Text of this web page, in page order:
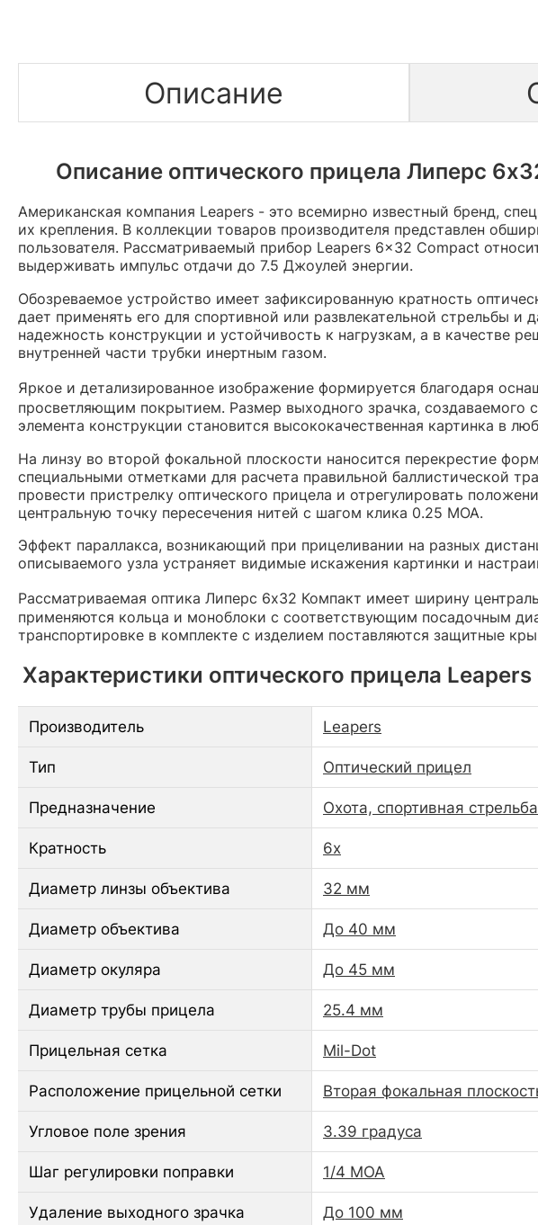
Описание
Описание оптического прицела Липерс
Американская компания Leapers - это всемирно известный бренд,
их крепления. В коллекции товаров производителя представлен
пользователя. Рассматриваемый прибор Leapers 6x32 Compact
выдерживать импульс отдачи до 7.5 Джоулей энергии.
Обозреваемое устройство имеет зафиксированную кратность
дает применять его для спортивной или развлекательной стрельбы
надежность конструкции и устойчивость к нагрузкам, а в качестве
внутренней части трубки инертным газом.
Яркое и детализированное изображение формируется благодаря
просветляющим покрытием. Размер выходного зрачка, создаваемого
элемента конструкции становится высококачественная картинка в
На линзу во второй фокальной плоскости наносится перекрестие
специальными отметками для расчета правильной баллистической
провести пристрелку оптического прицела и отрегулировать
центральную точку пересечения нитей с шагом клика 0.25 MOA.
Эффект параллакса, возникающий при прицеливании на разных
описываемого узла устраняет видимые искажения картинки и
Рассматриваемая оптика Липерс 6х32 Компакт имеет ширину
применяются кольца и моноблоки с соответствующим посадочным
транспортировке в комплекте с изделием поставляются защитные
Характеристики оптического прицела
Производитель Leapers
Тип Оптический прицел
Предназначение Охота, спортивная стрельба
Кратность 6x
Диаметр линзы объектива 32 мм
Диаметр объектива До 40 мм
Диаметр окуляра До 45 мм
Диаметр трубы прицела 25.4 мм
Прицельная сетка Mil-Dot
Расположение прицельной сетки Вторая фокальная
Угловое поле зрения 3.39 градуса
Шаг регулировки поправки 1/4 MOA
Удаление выходного зрачка До 100 мм